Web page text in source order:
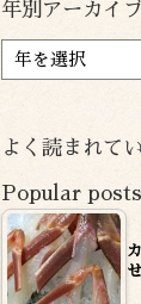
年別アーカイ
ア
ー
ブ
よく読まれて
Popular